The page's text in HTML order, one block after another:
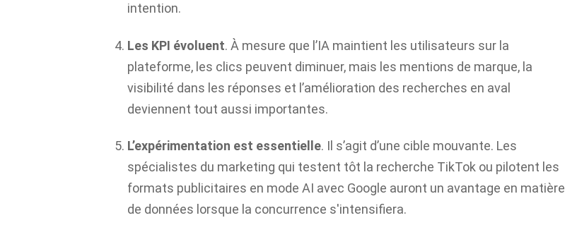
intention.
Les KPI évoluent. À mesure que l’IA maintient les utilisateurs sur la
plateforme, les clics peuvent diminuer, mais les mentions de marque, la
visibilité dans les réponses et l’amélioration des recherches en aval
deviennent tout aussi importantes.
L’expérimentation est essentielle. Il s’agit d’une cible mouvante. Les
spécialistes du marketing qui testent tôt la recherche TikTok ou pilotent les
formats publicitaires en mode AI avec Google auront un avantage en matière
de données lorsque la concurrence s'intensifiera.